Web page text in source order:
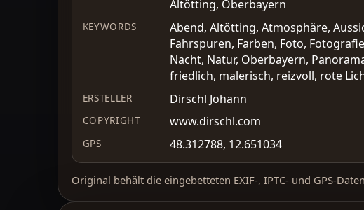
Altötting, Oberbayern
KEYWORDS
Abend, Altötting, Atmosphäre,
Fahrspuren, Farben, Foto,
Nacht, Natur, Oberbayern,
friedlich, malerisch, reizvoll, rote
ERSTELLER Dirschl Johann
COPYRIGHT www.dirschl.com
GPS 48.312788, 12.651034
Original behält die eingebetteten EXIF-, IPTC- und GPS-